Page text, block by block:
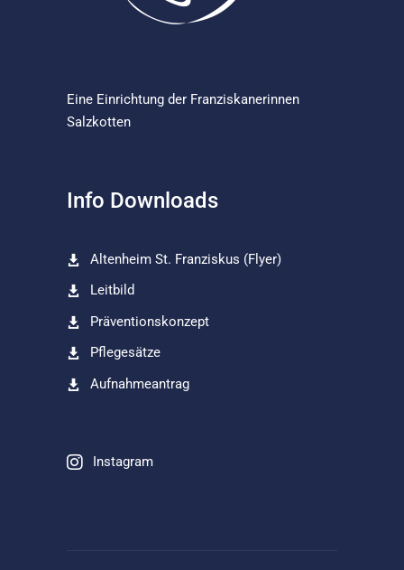
Eine Einrichtung der Franziskanerinnen
Salzkotten
Info Downloads
Altenheim St. Franziskus (Flyer)
Leitbild
Präventionskonzept
Pflegesätze
Aufnahmeantrag
Instagram